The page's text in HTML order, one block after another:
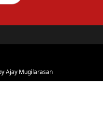
Ajay Mugilarasan